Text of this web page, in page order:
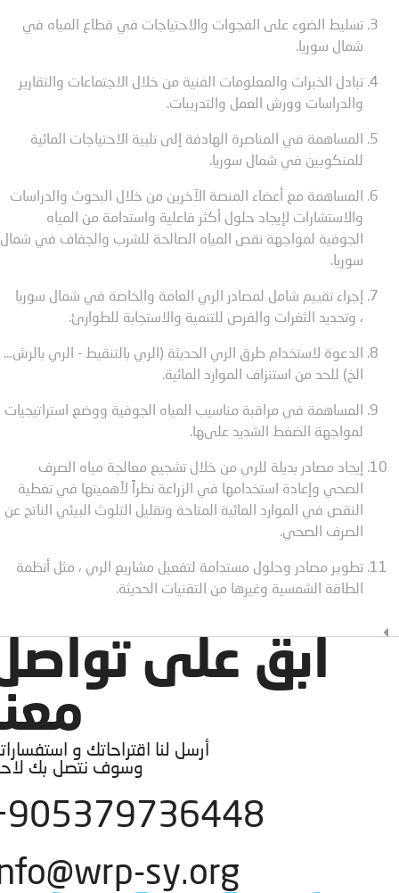
تسليط الضوء على الفجوات والاحتياجات في قطاع المياه في
شمال سوريا.
تبادل الخبرات والمعلومات الفنية من خلال الاجتماعات والتقارير
والدراسات وورش العمل والتدريبات.
المساهمة في المناصرة الهادفة إلى تلبية الاحتياجات المائية
للمنكوبين في شمال سوريا.
المساهمة مع أعضاء المنصة الآخرين من خلال البحوث والدراسات
والاستشارات لإيجاد حلول أكثر فاعلية واستدامة من المياه
الجوفية لمواجهة نقص المياه الصالحة للشرب والجفاف في شمال
سوريا.
إجراء تقييم شامل لمصادر الري العامة والخاصة في شمال سوريا
، وتحديد الثغرات والفرص للتنمية والاستجابة للطوارئ.
الدعوة لاستخدام طرق الري الحديثة (الري بالتنقيط - الري بالرش…
الخ) للحد من استنزاف الموارد المائية.
المساهمة في مراقبة مناسيب المياه الجوفية ووضع استراتيجيات
لمواجهة الضغط الشديد علىها.
إيجاد مصادر بديلة للري من خلال تشجيع معالجة مياه الصرف
الصحي وإعادة استخدامها في الزراعة نظراً لأهميتها في تغطية
النقص في الموارد المائية المتاحة وتقليل التلوث البيئي الناتج عن
الصرف الصحي.
تطوير مصادر وحلول مستدامة لتفعيل مشاريع الري ، مثل أنظمة
الطاقة الشمسية وغيرها من التقنيات الحديثة.
ابق على تواصل
معنا
أرسل لنا اقتراحاتك و استفساراتك
وسوف نتصل بك لاحقا
905379736448+
info@wrp-sy.org